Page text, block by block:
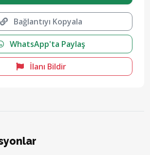
Bağlantıyı Kopyala
WhatsApp'ta Paylaş
İlanı Bildir